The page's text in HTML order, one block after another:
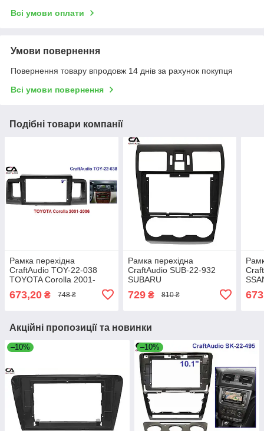
Всі умови оплати
Умови повернення
Повернення товару впродовж 14 днів за рахунок покупця
Всі умови повернення
Подібні товари компанії
Рамка перехідна
CraftAudio TOY-22-038
TOYOTA Corolla 2001-
673,20 ₴ 748 ₴
Рамка перехідна
CraftAudio SUB-22-932
SUBARU
Forester/Impreza/XV 2015-
2018 9"
729₴ 810 ₴
Акційні пропозиції та новинки
–10% –10%